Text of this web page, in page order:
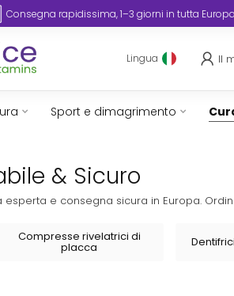
Consegna rapidissima,
Lingua Il
Sport e dimagrimento
& Sicuro
e consegna sicura in Europa.
Compresse rivelatrici di
placca